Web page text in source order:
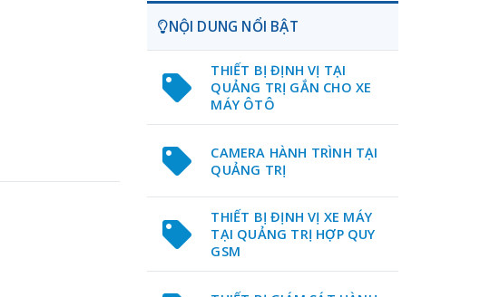
NỘI DUNG NỔI BẬT
THIẾT BỊ ĐỊNH VỊ TẠI
QUẢNG TRỊ GẮN CHO XE
MÁY ÔTÔ
CAMERA HÀNH TRÌNH TẠI
QUẢNG TRỊ
THIẾT BỊ ĐỊNH VỊ XE MÁY
TẠI QUẢNG TRỊ HỢP QUY
GSM